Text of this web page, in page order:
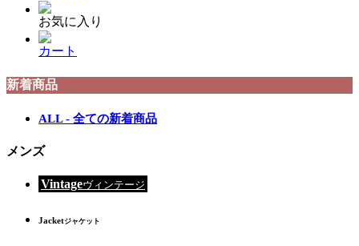
お気に入り
カート
新着商品
ALL - 全ての新着商品
メンズ
Vintageヴィンテージ
Jacketジャケット